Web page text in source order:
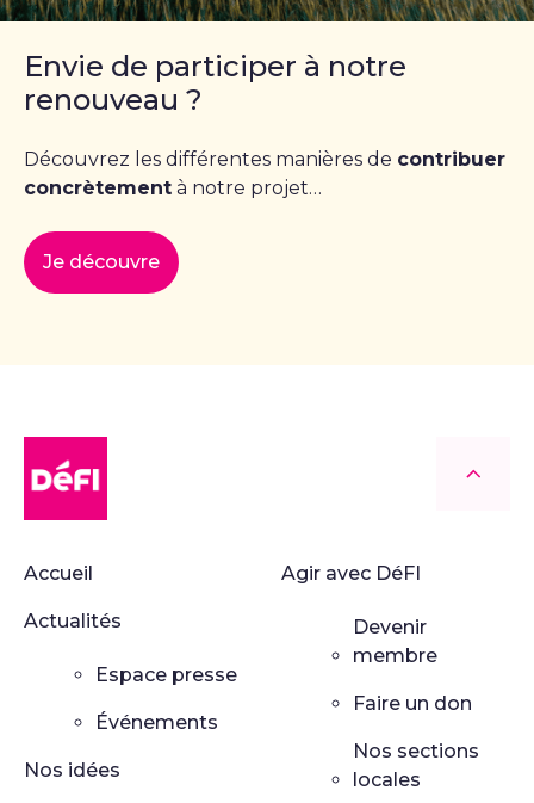
Envie de participer à notre
renouveau ?
Découvrez les différentes manières de contribuer
concrètement à notre projet…
Je découvre
Accueil
Actualités
Espace presse
Événements
Nos idées
Agir avec DéFI
Devenir
membre
Faire un don
Nos sections
locales